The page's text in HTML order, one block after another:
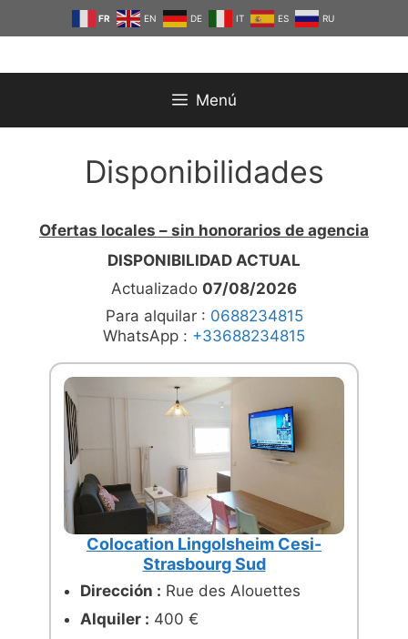
al
FR EN DE IT ES RU
Menú
Disponibilidades
Ofertas locales – sin honorarios de agencia
DISPONIBILIDAD ACTUAL
Actualizado 07/08/2026
Para alquilar : 0688234815
WhatsApp : +33688234815
Colocation Lingolsheim Cesi-
Strasbourg Sud
Dirección : Rue des Alouettes
Alquiler : 400 €